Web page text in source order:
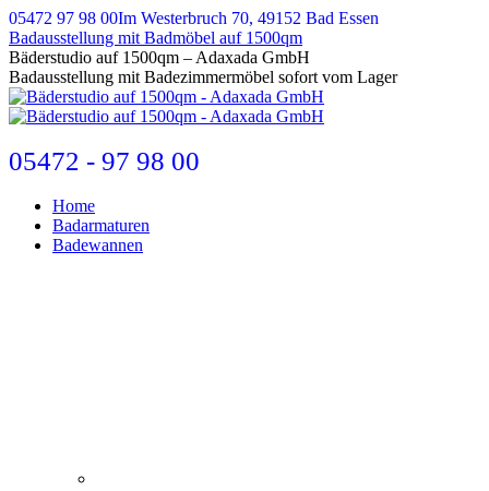
Zum
Inhalt
springen
05472 97 98 00Im Westerbruch 70, 49152 Bad Essen
Badausstellung mit Badmöbel auf 1500qm
E-
Mail
page
opens
new
window
Bäderstudio auf 1500qm – Adaxada GmbH
Badausstellung mit Badezimmermöbel sofort vom Lager
05472 - 97 98 00
Home
Badarmaturen
Badewannen